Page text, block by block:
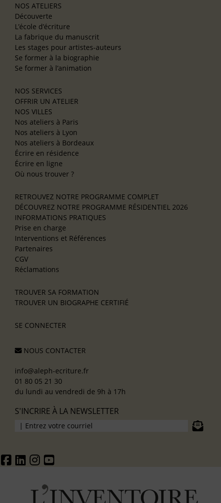
NOS ATELIERS
Découverte
L’école d’écriture
La fabrique du manuscrit
Les stages pour artistes-auteurs
Se former à la biographie
Se former à l’animation
NOS SERVICES
OFFRIR UN ATELIER
NOS VILLES
Nos ateliers à Paris
Nos ateliers à Lyon
Nos ateliers à Bordeaux
Écrire en résidence
Écrire en ligne
Où nous trouver ?
RETROUVEZ NOTRE PROGRAMME COMPLET
DÉCOUVREZ NOTRE PROGRAMME RÉSIDENTIEL 2026
INFORMATIONS PRATIQUES
Prise en charge
Interventions et Références
Partenaires
CGV
Réclamations
TROUVER SA FORMATION
TROUVER UN BIOGRAPHE CERTIFIÉ
SE CONNECTER
NOUS CONTACTER
info@aleph-ecriture.fr
01 80 05 21 30
du lundi au vendredi de 9h à 17h
S'INCRIRE À LA NEWSLETTER